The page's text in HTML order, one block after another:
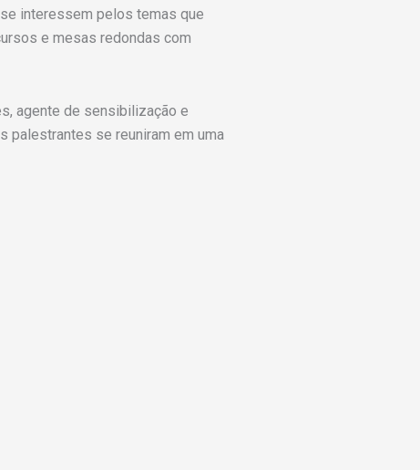
interessem pelos temas que
e mesas redondas com
agente de sensibilização e
palestrantes se reuniram em uma